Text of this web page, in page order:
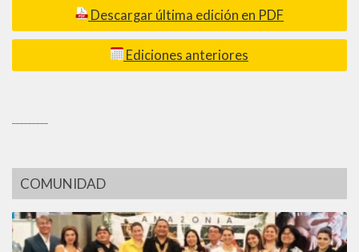
Descargar última edición en PDF
Ediciones anteriores
COMUNIDAD